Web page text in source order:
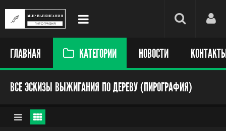
ГЛАВНАЯ КАТЕГОРИИ НОВОСТИ
ВСЕ ЭСКИЗЫ ВЫЖИГАНИЯ ПО ДЕРЕВУ (ПИРОГРАФИЯ)